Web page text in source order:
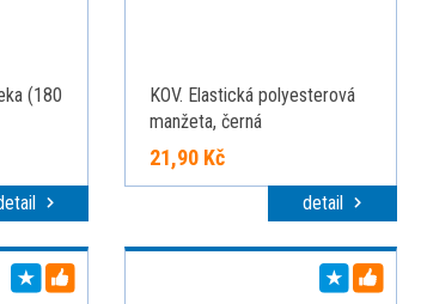
(180
KOV. Elastická polyesterová
manžeta, černá
21,90 Kč
detail